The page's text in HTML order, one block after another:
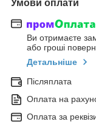
Умови оплати
Ви отримаєте
або гроші
Детальніше
Післяплата
Оплата на
Оплата за